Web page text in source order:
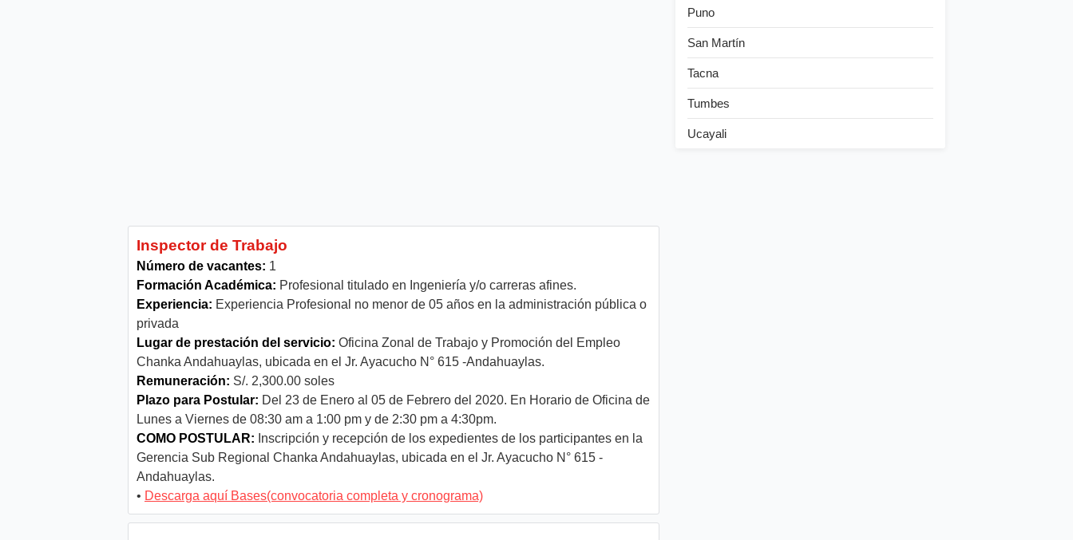
Inspector de Trabajo
Número de vacantes: 1
Formación Académica: Profesional titulado en Ingeniería y/o carreras afines.
Experiencia: Experiencia Profesional no menor de 05 años en la administración pública o
privada
Lugar de prestación del servicio: Oficina Zonal de Trabajo y Promoción del Empleo
Chanka Andahuaylas, ubicada en el Jr. Ayacucho N° 615 -Andahuaylas.
Remuneración: S/. 2,300.00 soles
Plazo para Postular: Del 23 de Enero al 05 de Febrero del 2020. En Horario de Oficina de
Lunes a Viernes de 08:30 am a 1:00 pm y de 2:30 pm a 4:30pm.
COMO POSTULAR: Inscripción y recepción de los expedientes de los participantes en la
Gerencia Sub Regional Chanka Andahuaylas, ubicada en el Jr. Ayacucho N° 615 -
Andahuaylas.
• Descarga aquí Bases(convocatoria completa y cronograma)
Puno
San Martín
Tacna
Tumbes
Ucayali